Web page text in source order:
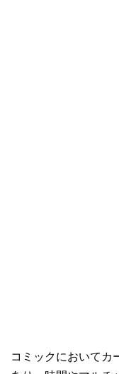
コミックにおいてカ